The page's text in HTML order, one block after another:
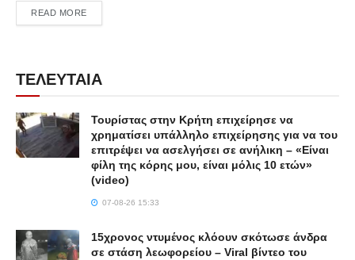
READ MOREDETAILS
ΤΕΛΕΥΤΑΙΑ
Τουρίστας στην Κρήτη επιχείρησε να
χρηματίσει υπάλληλο επιχείρησης για να του
επιτρέψει να ασελγήσει σε ανήλικη – «Είναι
φίλη της κόρης μου, είναι μόλις 10 ετών»
(video)
07-08-26 15:33
15χρονος ντυμένος κλόουν σκότωσε άνδρα
σε στάση λεωφορείου – Viral βίντεο του